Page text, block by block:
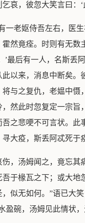
哀，彼忽大笑言曰：
一老妪侍吾左右，医
然竟痊。时则有无
’最后有一人，名斯
以来，消息中断矣
与之复仇，老媪中
然此时忽复定一宗
之悲哽不可言状。
大疫，斯丢阿忒死
，汤姆闻之，竟忘
于椽瓦之下；或大
似无如何。”语已大
盈碗，汤姆见此情状